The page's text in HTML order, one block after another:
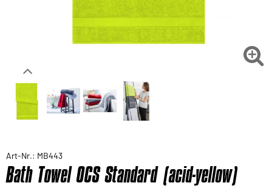
Sie möchten gerne für Ihren privaten Bedarf
Hier geht's zu unserem Endkundenshop 
Art-Nr.: MB443
Bath Towel OCS Standard (acid-yellow)